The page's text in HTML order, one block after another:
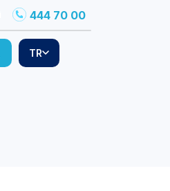
444 70 00
TR